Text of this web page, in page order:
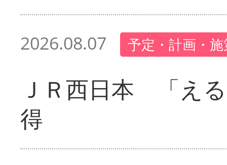
2026.08.07 予定・計画・
ＪＲ西日本 「え
得